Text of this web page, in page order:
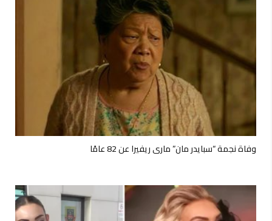
وفاة نجمة “سبايدر مان” ماري ريفيرا عن 82 عامًا